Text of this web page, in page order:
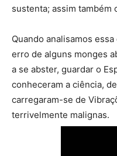
sustenta; assim também
Quando analisamos
erro de alguns monges
a se abster, guardar o
conheceram a ciência,
carregaram-se de
terrivelmente malignas.